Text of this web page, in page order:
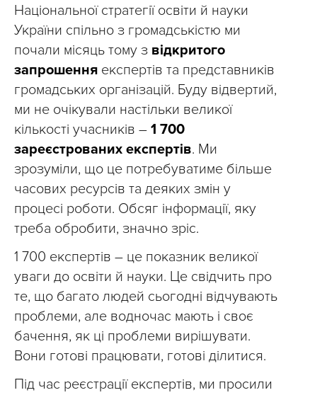
Національної стратегії освіти й науки
України спільно з громадськістю ми
почали місяць тому з відкритого
запрошення експертів та представників
громадських організацій. Буду відвертий,
ми не очікували настільки великої
кількості учасників – 1 700
зареєстрованих експертів. Ми
зрозуміли, що це потребуватиме більше
часових ресурсів та деяких змін у
процесі роботи. Обсяг інформації, яку
треба обробити, значно зріс.
1 700 експертів – це показник великої
уваги до освіти й науки. Це свідчить про
те, що багато людей сьогодні відчувають
проблеми, але водночас мають і своє
бачення, як ці проблеми вирішувати.
Вони готові працювати, готові ділитися.
Під час реєстрації експертів, ми просили